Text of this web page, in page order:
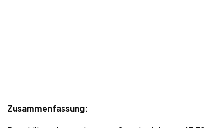
Zusammenfassung: